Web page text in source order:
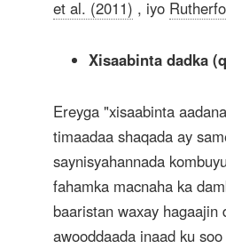
et al. (2011) , iyo
Xisaabinta dadka
Ereyga "xisaabinta
timaadaa shaqada ay
saynisyahannada
fahamka macnaha ka
baaristan waxay hagaajin
awooddaada inaad ku